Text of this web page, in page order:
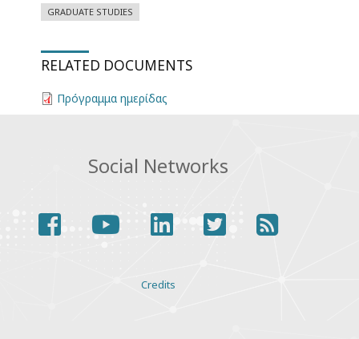
GRADUATE STUDIES
RELATED DOCUMENTS
Πρόγραμμα ημερίδας
Social Networks
facebookyoutubelinkedintwitterrss
Credits